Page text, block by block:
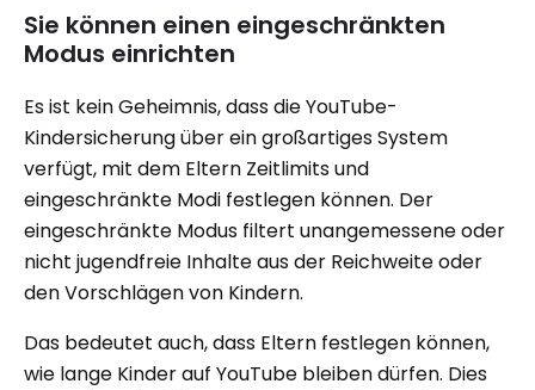
Sie können einen eingeschränkten
Modus einrichten
Es ist kein Geheimnis, dass die YouTube-
Kindersicherung über ein großartiges System
verfügt, mit dem Eltern Zeitlimits und
eingeschränkte Modi festlegen können. Der
eingeschränkte Modus filtert unangemessene oder
nicht jugendfreie Inhalte aus der Reichweite oder
den Vorschlägen von Kindern.
Das bedeutet auch, dass Eltern festlegen können,
wie lange Kinder auf YouTube bleiben dürfen. Dies